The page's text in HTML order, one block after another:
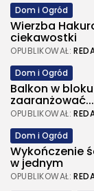
Dom i Ogród
Wierzba
ciekawostki
OPUBLIKOWAŁ:
Dom i Ogród
Balkon w
zaaranżować...
OPUBLIKOWAŁ:
Dom i Ogród
Wykończenie
w jednym
OPUBLIKOWAŁ: